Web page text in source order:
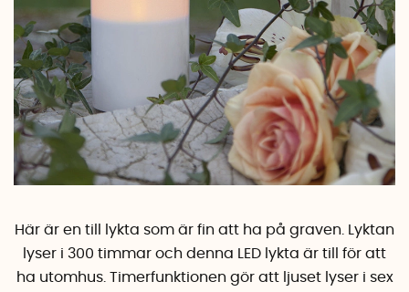
Här är en till lykta som är fin att ha på graven. Lyktan
lyser i 300 timmar och denna LED lykta är till för att
ha utomhus. Timerfunktionen gör att ljuset lyser i sex